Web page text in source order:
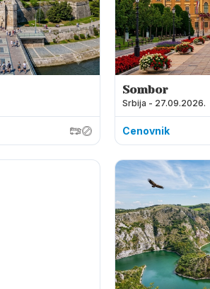
Sombor
Srbija - 27.09.2026.
Cenovnik